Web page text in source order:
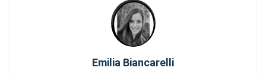
Emilia Biancarelli